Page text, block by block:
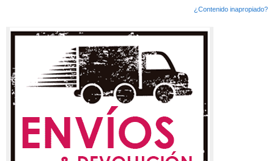
¿Contenido inapropiado?